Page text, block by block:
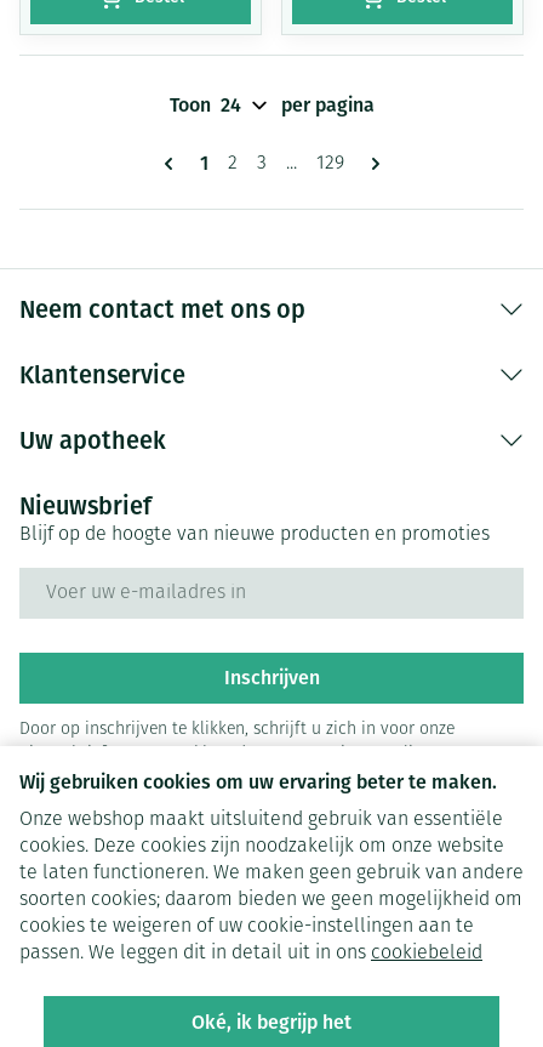
Wij gebruiken cookies om uw ervaring beter te maken.
Onze webshop maakt uitsluitend gebruik van essentiële
cookies. Deze cookies zijn noodzakelijk om onze website
te laten functioneren. We maken geen gebruik van andere
soorten cookies; daarom bieden we geen mogelijkheid om
cookies te weigeren of uw cookie-instellingen aan te
passen. We leggen dit in detail uit in ons cookiebeleid
Oké, ik begrijp het
Pagina's
U lees momenteel pagina
1 Pagina
2 Pagina
3 ... Pagina
129
Toon per pagina
Neem contact met ons op
Klantenservice
Uw apotheek
Nieuwsbrief
Blijf op de hoogte van nieuwe producten en promoties
Inschrijven
Door op inschrijven te klikken, schrijft u zich in voor onze
Juridische links